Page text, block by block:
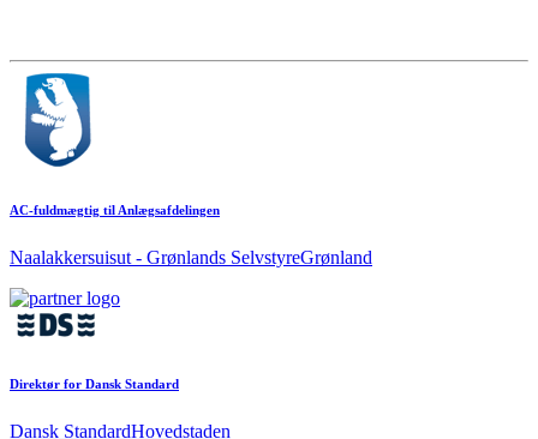
AC-fuldmægtig til Anlægsafdelingen
Naalakkersuisut - Grønlands SelvstyreGrønland
Direktør for Dansk Standard
Dansk StandardHovedstaden